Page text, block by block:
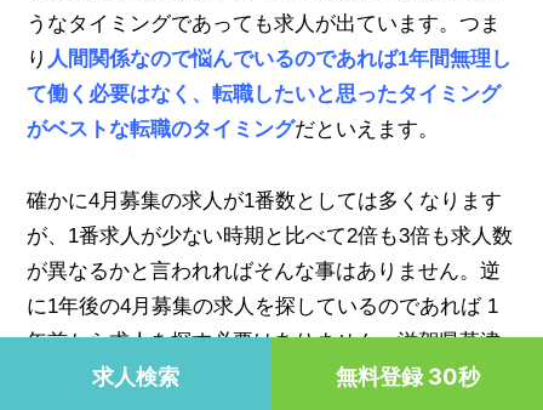
うなタイミングであっても求人が出ています。つま
り 人間関係なので悩んでいるのであれば1年間無理し
て働く必要はなく、転職したいと思ったタイミング
がベストな転職のタイミングだといえます。
確かに4月募集の求人が1番数としては多くなります
が、1番求人が少ない時期と比べて2倍も3倍も求人数
が異なるかと言われればそんな事はありません。逆
に1年後の4月募集の求人を探しているのであれば 1
年前から求人を探す必要はありません。滋賀県草津
市では1年前から求人が出ている保育園は皆無といえ
求人検索 無料登録 30秒